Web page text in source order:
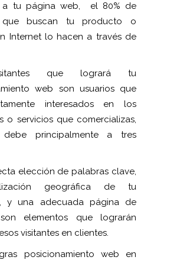
a tu página web, el 80% de
que buscan tu producto o
Internet lo hacen a través de
que logrará tu
web son usuarios que
interesados en los
o servicios que comercializas,
principalmente a tres
elección de palabras clave,
geográfica de tu
y una adecuada página de
elementos que lograrán
visitantes en clientes.
posicionamiento web en